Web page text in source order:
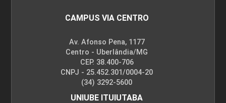
CAMPUS VIA CENTRO
Av. Afonso Pena, 1177
Centro - Uberlândia/MG
CEP. 38.400-706
CNPJ - 25.452.301/0004-20
(34) 3292-5600
UNIUBE ITUIUTABA